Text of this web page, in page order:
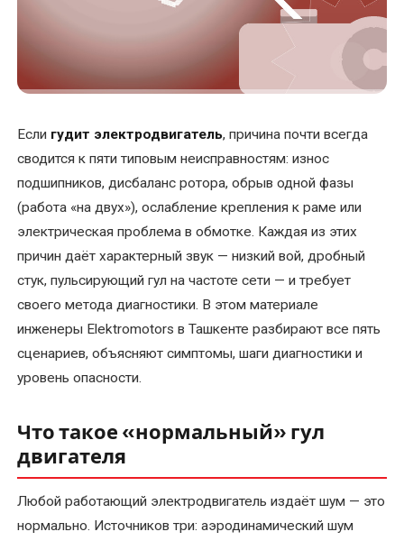
ротора
Восстановление
посадочного
места
под
подшипник
Диагностика
электродвигателей
Замена
электродвигателях
ремонт
электрических
Если гудит электродвигатель, причина почти всегда
сводится к пяти типовым неисправностям: износ
подшипников, дисбаланс ротора, обрыв одной фазы
(работа «на двух»), ослабление крепления к раме или
электрическая проблема в обмотке. Каждая из этих
причин даёт характерный звук — низкий вой, дробный
стук, пульсирующий гул на частоте сети — и требует
своего метода диагностики. В этом материале
инженеры Elektromotors в Ташкенте разбирают все пять
сценариев, объясняют симптомы, шаги диагностики и
уровень опасности.
Что такое «нормальный» гул
двигателя
Любой работающий электродвигатель издаёт шум — это
нормально. Источников три: аэродинамический шум